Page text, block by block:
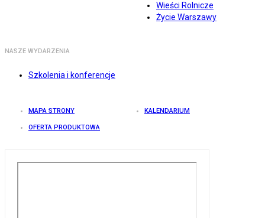
Wieści Rolnicze
Życie Warszawy
NASZE WYDARZENIA
Szkolenia i konferencje
MAPA STRONY KALENDARIUM
OFERTA PRODUKTOWA